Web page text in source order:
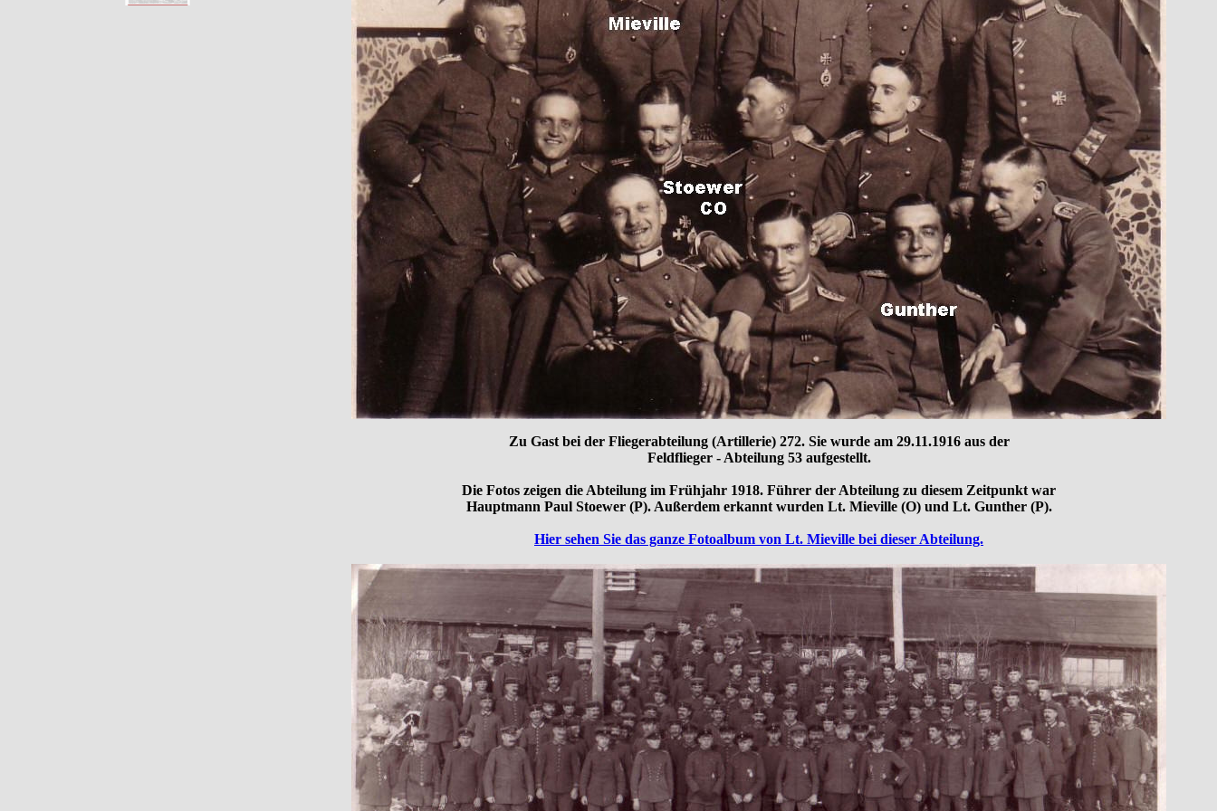
Zu Gast bei der Fliegerabteilung (Artillerie) 272. Sie wurde am 29.11.1916 aus der
Feldflieger - Abteilung 53 aufgestellt.
Die Fotos zeigen die Abteilung im Frühjahr 1918. Führer der Abteilung zu diesem Zeitpunkt war
Hauptmann Paul Stoewer (P). Außerdem erkannt wurden Lt. Mieville (O) und Lt. Gunther (P).
Hier sehen Sie das ganze Fotoalbum von Lt. Mieville bei dieser Abteilung.